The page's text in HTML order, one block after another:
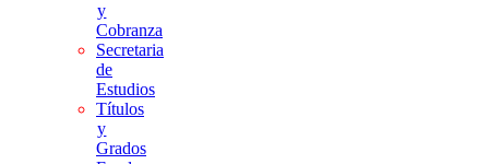
y
Cobranza
Secretaria
de
Estudios
Títulos
y
Grados